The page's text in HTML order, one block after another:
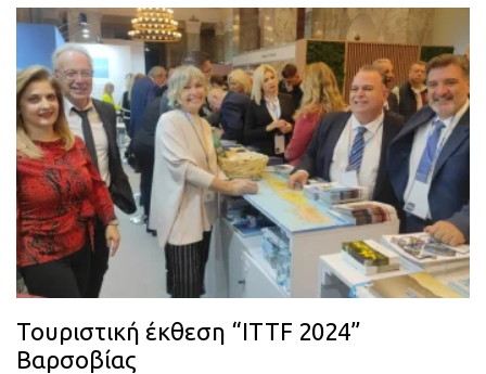
Τουριστική έκθεση “ITTF 2024”
Βαρσοβίας